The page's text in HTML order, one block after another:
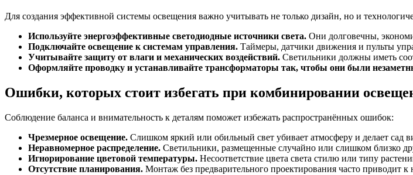
Для создания эффективной системы освещения важно учитывать не только дизайн, но и
Используйте энергоэффективные светодиодные источники света. Они долговечны,
Подключайте освещение к системам управления. Таймеры, датчики движения и пульты
Учитывайте защиту от влаги и механических воздействий. Светильники должны иметь
Оформляйте проводку и устанавливайте трансформаторы так, чтобы они были
Ошибки, которых стоит избегать при комбинировании
Соблюдение баланса и внимательность к деталям поможет избежать распространённых ошибок:
Чрезмерное освещение. Слишком яркий или обильный свет убивает атмосферу и делает сад
Неравномерное распределение. Светильники, размещенные случайно или слишком близко
Игнорирование цветовой температуры. Несоответствие цвета света стилю или типу
Отсутствие планирования. Монтаж без предварительного проектирования часто приводит